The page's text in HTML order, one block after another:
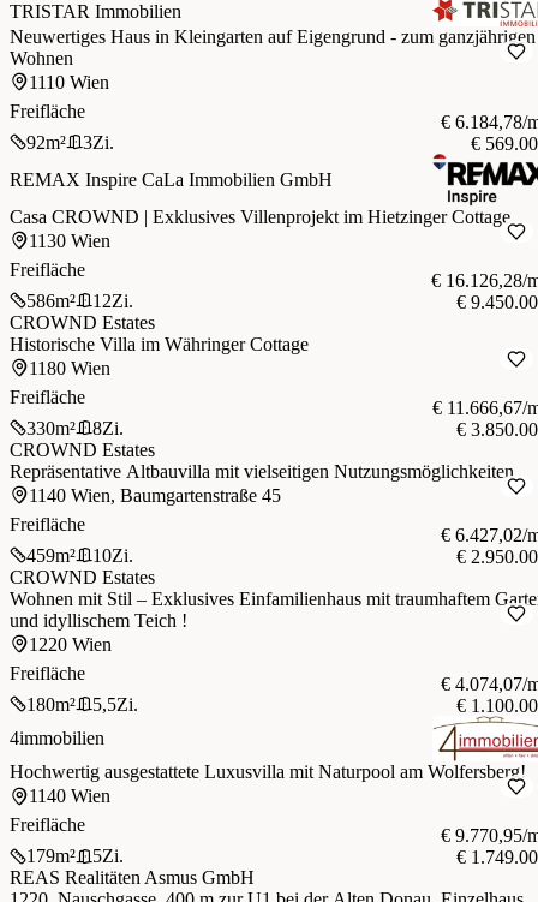
TRISTAR Immobilien
Neuwertiges Haus in Kleingarten auf Eigengrund - zum ganzjährigen
Wohnen
1110 Wien
Freifläche
92m² 3Zi.
€ 6.184,78/
€
REMAX Inspire CaLa Immobilien GmbH
Casa CROWND | Exklusives Villenprojekt im Hietzinger Cottage
1130 Wien
Freifläche
586m² 12Zi.
€ 16.126,28/
€
CROWND Estates
Historische Villa im Währinger Cottage
1180 Wien
Freifläche
330m² 8Zi.
€ 11.666,67/
€
CROWND Estates
Repräsentative Altbauvilla mit vielseitigen Nutzungsmöglichkeiten
1140 Wien, Baumgartenstraße 45
Freifläche
459m² 10Zi.
€ 6.427,02/
€
CROWND Estates
Wohnen mit Stil – Exklusives Einfamilienhaus mit traumhaftem
und idyllischem Teich !
1220 Wien
Freifläche
180m² 5,5Zi.
€ 4.074,07/
€
4immobilien
Hochwertig ausgestattete Luxusvilla mit Naturpool am Wolfersberg!
1140 Wien
Freifläche
179m² 5Zi.
€ 9.770,95/
€
REAS Realitäten Asmus GmbH